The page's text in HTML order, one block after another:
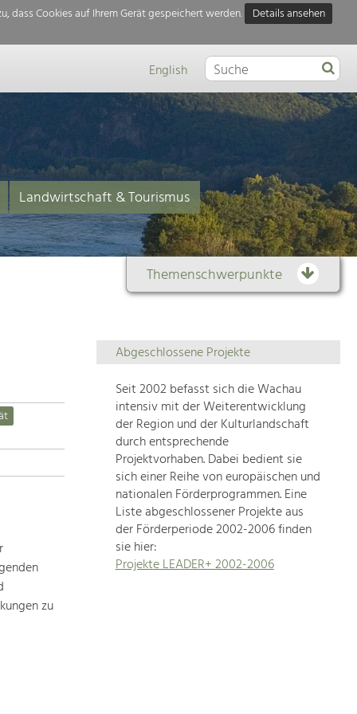
dass Cookies auf Ihrem Gerät gespeichert werden.
Details ansehen
English
Landwirtschaft & Tourismus
Themenschwerpunkte
Themenübersicht
Die
Regionalentwicklung
in
unserer
Region
ist
sehr
vielfältig.
Deshalb
geben
wir
hier
zu
Abgeschlossene Projekte
Seit 2002 befasst sich die Wachau
intensiv mit der Weiterentwicklung
der Region und der Kulturlandschaft
durch entsprechende
Projektvorhaben. Dabei bedient sie
sich einer Reihe von europäischen und
nationalen Förderprogrammen. Eine
Liste abgeschlossener Projekte aus
der Förderperiode 2002-2006 finden
sie hier:
Projekte LEADER+ 2002-2006